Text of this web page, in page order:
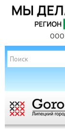
ООО